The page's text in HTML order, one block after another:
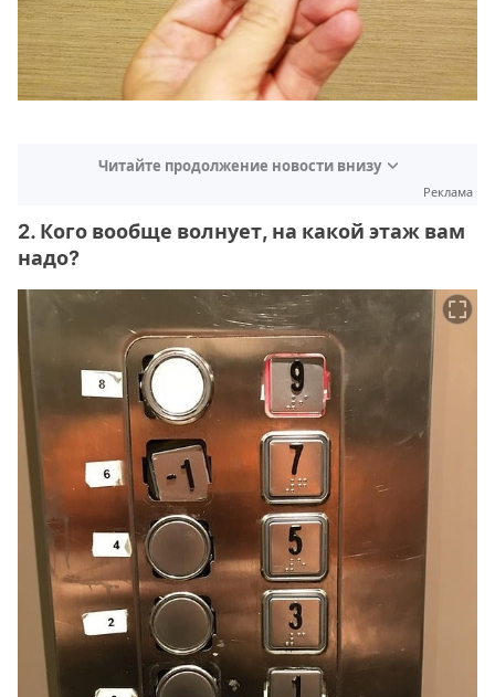
Читайте продолжение новости внизу
Реклама
2. Кого вообще волнует, на какой этаж вам
надо?